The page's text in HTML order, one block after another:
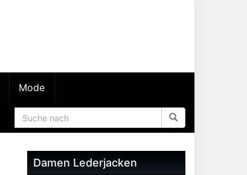
Mode
Damen Lederjacken